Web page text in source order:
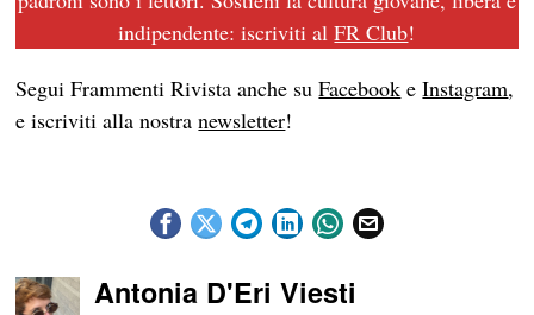
indipendente: iscriviti alFR Club!
Segui Frammenti Rivista anche suFacebook eInstagram,
e iscriviti alla nostranewsletter!
Antonia D'Eri Viesti